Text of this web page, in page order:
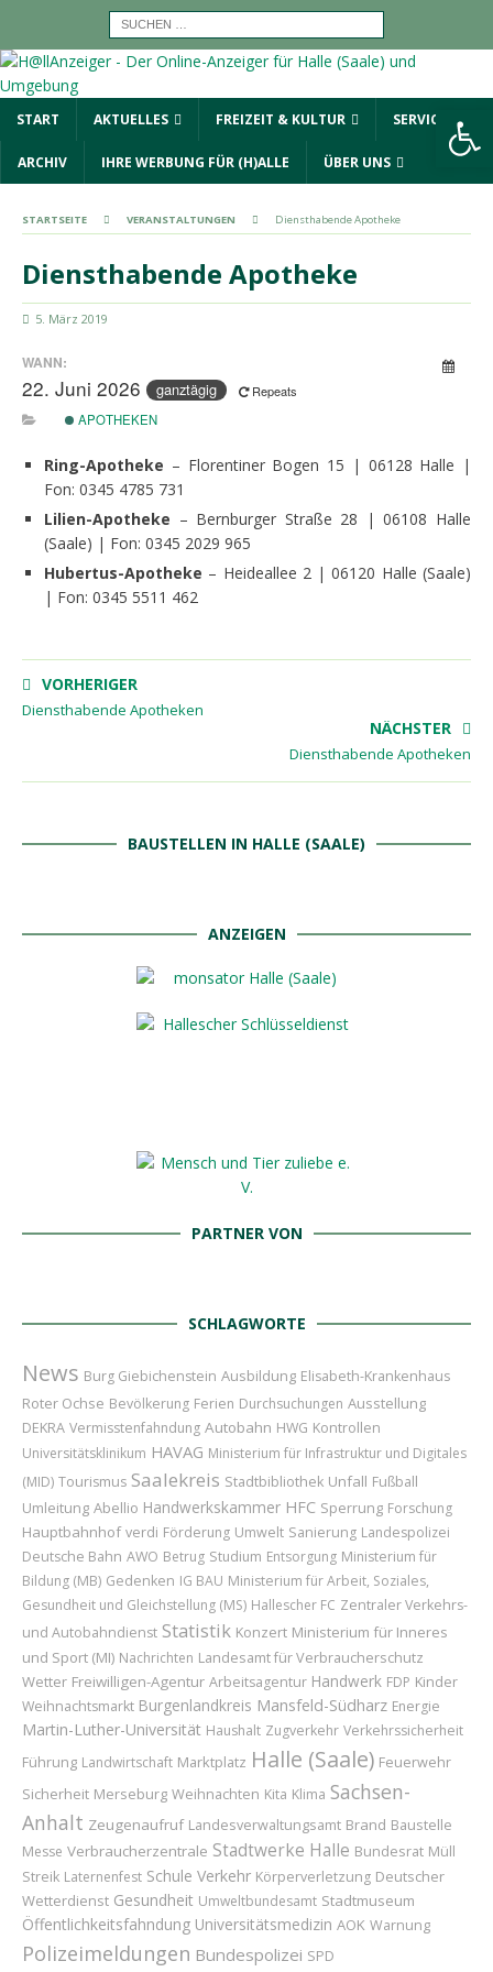
START AKTUELLES FREIZEIT & KULTUR SERVICE
ARCHIV IHRE WERBUNG FÜR (H)ALLE ÜBER UNS
STARTSEITE VERANSTALTUNGEN Diensthabende Apotheke
Diensthabende Apotheke
5. März 2019
WANN:
22. Juni 2026 ganztägig
Repeats
APOTHEKEN
Ring-Apotheke – Florentiner Bogen 15 | 06128 Halle |
Fon: 0345 4785 731
Lilien-Apotheke – Bernburger Straße 28 | 06108 Halle
(Saale) | Fon: 0345 2029 965
Hubertus-Apotheke – Heideallee 2 | 06120 Halle (Saale)
| Fon: 0345 5511 462
VORHERIGER
Diensthabende Apotheken
NÄCHSTER
Diensthabende Apotheken
BAUSTELLEN IN HALLE (SAALE)
ANZEIGEN
PARTNER VON
SCHLAGWORTE
News Burg Giebichenstein Ausbildung Elisabeth-Krankenhaus
Roter Ochse Bevölkerung Ferien Durchsuchungen Ausstellung
DEKRA Vermisstenfahndung Autobahn HWG Kontrollen
Universitätsklinikum HAVAG Ministerium für Infrastruktur und Digitales
(MID) Tourismus Saalekreis Stadtbibliothek Unfall Fußball
Umleitung Abellio Handwerkskammer HFC Sperrung Forschung
Hauptbahnhof verdi Förderung Umwelt Sanierung Landespolizei
Deutsche Bahn AWO Betrug Studium Entsorgung Ministerium für
Bildung (MB) Gedenken IG BAU Ministerium für Arbeit, Soziales,
Gesundheit und Gleichstellung (MS) Hallescher FC Zentraler Verkehrs-
und Autobahndienst Statistik Konzert Ministerium für Inneres
und Sport (MI) Nachrichten Landesamt für Verbraucherschutz
Wetter Freiwilligen-Agentur Arbeitsagentur Handwerk FDP Kinder
Weihnachtsmarkt Burgenlandkreis Mansfeld-Südharz Energie
Martin-Luther-Universität Haushalt Zugverkehr Verkehrssicherheit
Führung Landwirtschaft Marktplatz Halle (Saale) Feuerwehr
Sicherheit Merseburg Weihnachten Kita Klima Sachsen-
Anhalt Zeugenaufruf Landesverwaltungsamt Brand Baustelle
Messe Verbraucherzentrale Stadtwerke Halle Bundesrat Müll
Streik Laternenfest Schule Verkehr Körperverletzung Deutscher
Wetterdienst Gesundheit Umweltbundesamt Stadtmuseum
Öffentlichkeitsfahndung Universitätsmedizin AOK Warnung
Polizeimeldungen Bundespolizei SPD
Werkzeugleiste öffnen